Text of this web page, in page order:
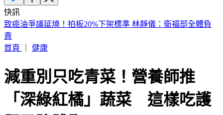
快訊
許富凱開唱！半個演藝圈都來了 驚見大咖天后
首頁
減重別只吃青菜！營養師推
「深綠紅橘」蔬菜 這樣吃護
肝又降體脂